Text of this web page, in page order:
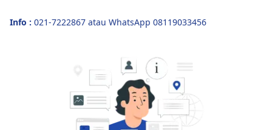
Info : 021-7222867 atau WhatsApp 08119033456